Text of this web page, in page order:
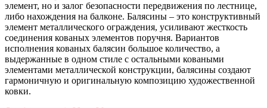
элемент, но и залог безопасности передвижения по лестнице,
либо нахождения на балконе. Балясины – это конструктивный
элемент металлического ограждения, усиливают жесткость
соединения кованых элементов поручня. Вариантов
исполнения кованых балясин большое количество, а
выдержанные в одном стиле с остальными коваными
элементами металлической конструкции, балясины создают
гармоничную и оригинальную композицию художественной
ковки.